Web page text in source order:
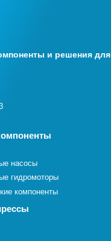
и решения для
насосы
гидромоторы
компоненты